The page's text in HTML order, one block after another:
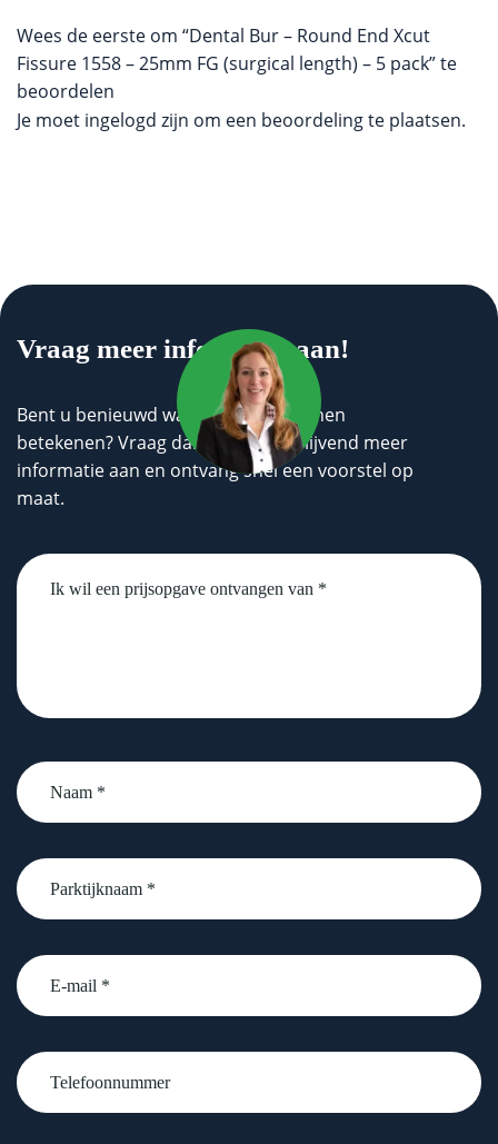
Wees de eerste om “Dental Bur – Round End Xcut
Fissure 1558 – 25mm FG (surgical length) – 5 pack” te
beoordelen
Je moet ingelogd zijn om een beoordeling te plaatsen.
Vraag meer informatie aan!
Bent u benieuwd wat wij voor u kunnen
betekenen? Vraag dan geheel vrijblijvend meer
informatie aan en ontvang snel een voorstel op
maat.
Untitled
Naam
*
Parktijknaam
*
email
Telefoonnummer